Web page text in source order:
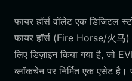
फायर हॉर्स वॉलेट एक डिजिटल
फायर हॉर्स (Fire Horse/火
लिए डिज़ाइन किया गया है, जो
ब्लॉकचेन पर निर्मित एक एसेट है।